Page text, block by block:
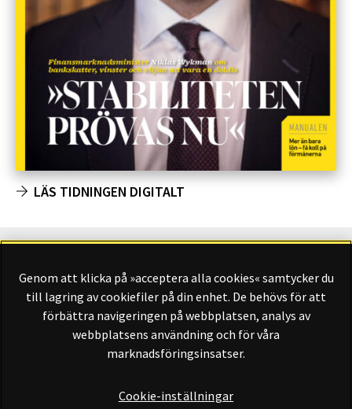
LÄS TIDNINGEN DIGITALT
Finansliv ägs av Finansliv Sverige AB, 556784-8741.
Genom att klicka på »acceptera alla cookies« samtycker du
till lagring av cookiefiler på din enhet. De behövs för att
förbättra navigeringen på webbplatsen, analys av
webbplatsens användning och för våra
marknadsföringsinsatser.
Cookie-inställningar